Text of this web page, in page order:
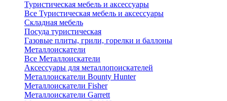
Туристическая мебель и аксессуары
Все Туристическая мебель и аксессуары
Складная мебель
Посуда туристическая
Газовые плиты, грили, горелки и баллоны
Металлоискатели
Все Металлоискатели
Аксессуары для металлопоискателей
Металлоискатели Bounty Hunter
Металлоискатели Fisher
Металлоискатели Garrett